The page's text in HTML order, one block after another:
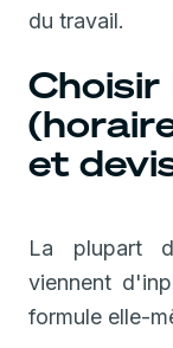
du travail.
et
La plupart
viennent
formule elle-